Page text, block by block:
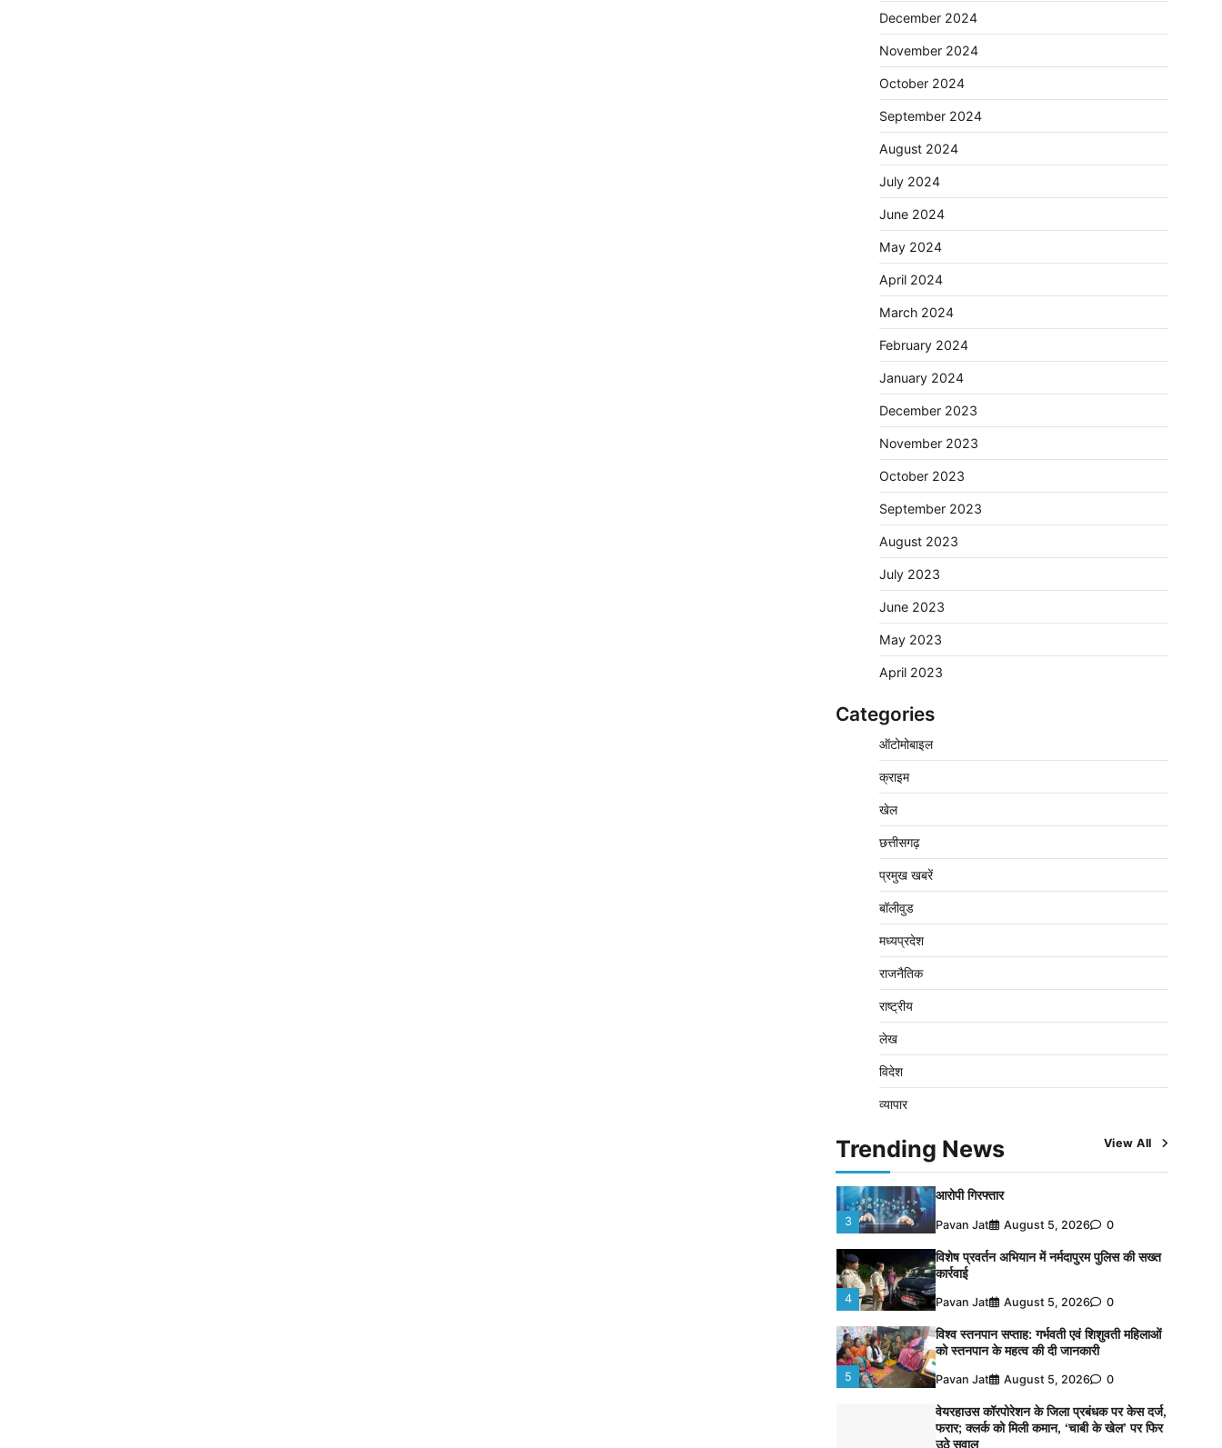
December 2024
November 2024
October 2024
September 2024
August 2024
July 2024
June 2024
May 2024
April 2024
March 2024
February 2024
January 2024
December 2023
November 2023
October 2023
September 2023
August 2023
July 2023
June 2023
May 2023
April 2023
Categories
ऑटोमोबाइल
क्राइम
खेल
छत्तीसगढ़
प्रमुख खबरें
बॉलीवुड
मध्यप्रदेश
राजनैतिक
राष्ट्रीय
लेख
विदेश
व्यापार
Trending News View All
नपा सहकारी समिति में 25 लाख से अधिक का गेहूं
सड़ा, 5,700 क्विंटल खराब अनाज वेयरहाउस ने
लौटाया
आरोपी गिरफ्तार
विश्व स्तनपान सप्ताह: गर्भवती एवं शिशुवती महिलाओं
फरार; क्लर्क को मिली कमान, ‘चाबी के खेल’ पर फिर
सड़ा, 5,700 क्विंटल खराब अनाज वेयरहाउस ने
3
पर्सनल लोन, क्रेडिट कार्ड और क्यूआर कोड के नाम
आरोपी गिरफ्तार
Pavan Jat August 5, 2026 0
4
विशेष प्रवर्तन अभियान में नर्मदापुरम पुलिस की सख्त
कार्रवाई
Pavan Jat August 5, 2026 0
5
विश्व स्तनपान सप्ताह: गर्भवती एवं शिशुवती महिलाओं
को स्तनपान के महत्व की दी जानकारी
Pavan Jat August 5, 2026 0
वेयरहाउस कॉरपोरेशन के जिला प्रबंधक पर केस दर्ज,
फरार; क्लर्क को मिली कमान, ‘चाबी के खेल’ पर फिर
उठे सवाल